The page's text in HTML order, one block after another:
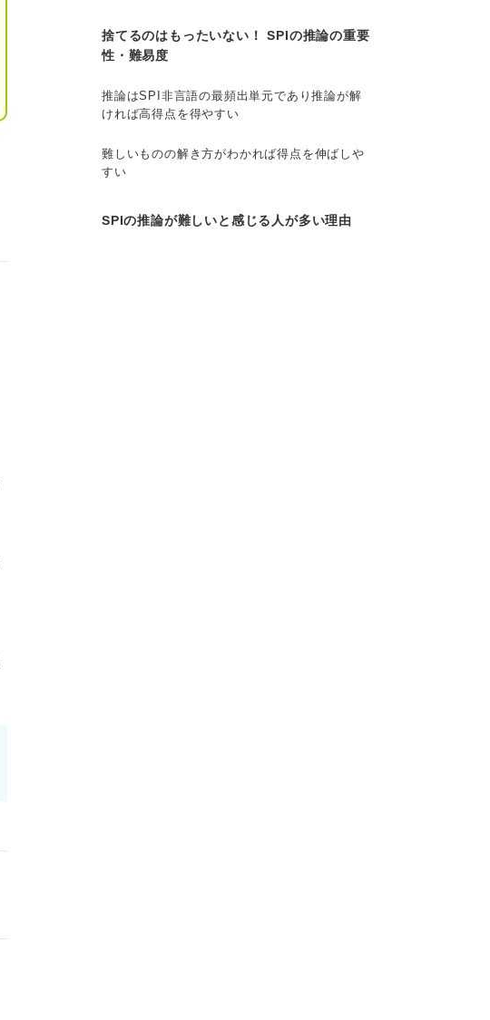
捨てるのはもったいない！ SPIの推論の重要
性・難易度
推論はSPI非言語の最頻出単元であり推論が解
ければ高得点を得やすい
難しいものの解き方がわかれば得点を伸ばしや
すい
SPIの推論が難しいと感じる人が多い理由